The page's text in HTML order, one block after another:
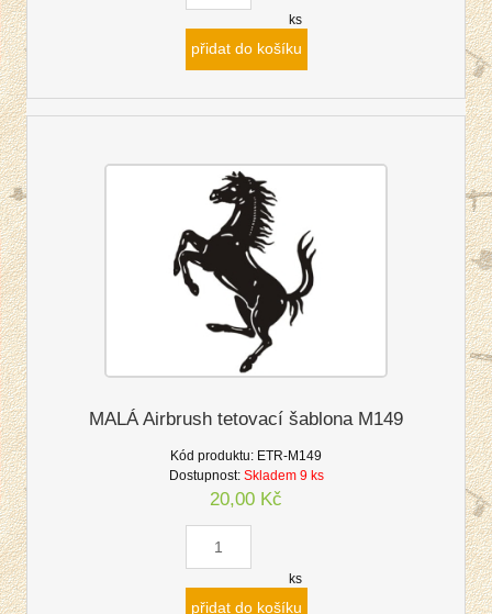
ks
přidat do košíku
MALÁ Airbrush tetovací šablona M149
Kód produktu: ETR-M149
Dostupnost: Skladem 9 ks
20,00 Kč
ks
přidat do košíku